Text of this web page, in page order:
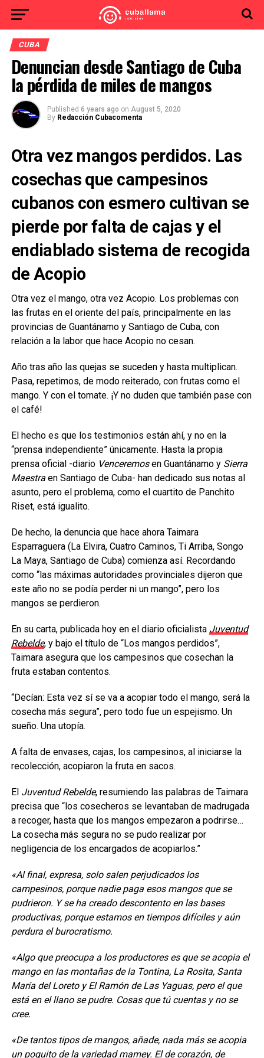
CUBA
Denuncian desde Santiago de Cuba
la pérdida de miles de mangos
Published 6 years ago on August 5, 2020
By Redacción Cubacomenta
Otra vez mangos perdidos. Las
cosechas que campesinos
cubanos con esmero cultivan se
pierde por falta de cajas y el
endiablado sistema de recogida
de Acopio
Otra vez el mango, otra vez Acopio. Los problemas con
las frutas en el oriente del país, principalmente en las
provincias de Guantánamo y Santiago de Cuba, con
relación a la labor que hace Acopio no cesan.
Año tras año las quejas se suceden y hasta multiplican.
Pasa, repetimos, de modo reiterado, con frutas como el
mango. Y con el tomate. ¡Y no duden que también pase con
el café!
El hecho es que los testimonios están ahí, y no en la
“prensa independiente” únicamente. Hasta la propia
prensa oficial -diario Venceremosen Guantánamo y Sierra
Maestraen Santiago de Cuba- han dedicado sus notas al
asunto, pero el problema, como el cuartito de Panchito
Riset, está igualito.
De hecho, la denuncia que hace ahora Taimara
Esparraguera (La Elvira, Cuatro Caminos, Ti Arriba, Songo
La Maya, Santiago de Cuba) comienza así. Recordando
como “las máximas autoridades provinciales dijeron que
este año no se podía perder ni un mango”, pero los
mangos se perdieron.
En su carta, publicada hoy en el diario oficialista Juventud
Rebelde, y bajo el título de “Los mangos perdidos”,
Taimara asegura que los campesinos que cosechan la
fruta estaban contentos.
“Decían: Esta vez sí se va a acopiar todo el mango, será la
cosecha más segura”, pero todo fue un espejismo. Un
sueño. Una utopía.
A falta de envases, cajas, los campesinos, al iniciarse la
recolección, acopiaron la fruta en sacos.
El Juventud Rebelde, resumiendo las palabras de Taimara
precisa que “los cosecheros se levantaban de madrugada
a recoger, hasta que los mangos empezaron a podrirse…
La cosecha más segura no se pudo realizar por
negligencia de los encargados de acopiarlos.”
«Al final, expresa, solo salen perjudicados los
campesinos, porque nadie paga esos mangos que se
pudrieron. Y se ha creado descontento en las bases
productivas, porque estamos en tiempos difíciles y aún
perdura el burocratismo.
«Algo que preocupa a los productores es que se acopia el
mango en las montañas de la Tontina, La Rosita, Santa
María del Loreto y El Ramón de Las Yaguas, pero el que
está en el llano se pudre. Cosas que tú cuentas y no se
cree.
«De tantos tipos de mangos, añade, nada más se acopia
un poquito de la variedad mamey. El de corazón, de